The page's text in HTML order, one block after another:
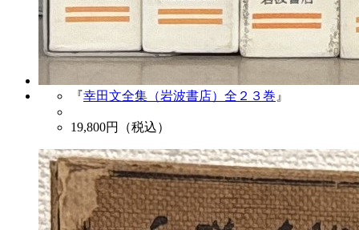
『幸田文全集（岩波書店）全２３巻 』
19,800円（税込）